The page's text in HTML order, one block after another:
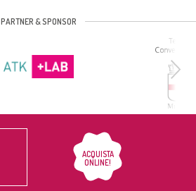
PARTNER & SPONSOR
ACQUISTA
ONLINE!